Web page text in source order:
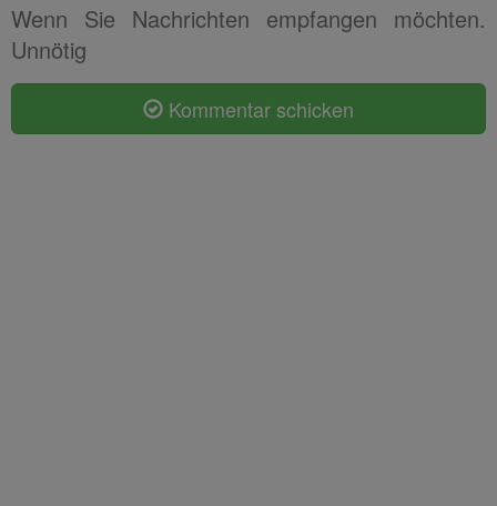
Wenn Sie Nachrichten empfangen möchten.
Unnötig
Kommentar schicken